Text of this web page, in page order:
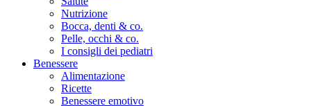
Nutrizione
Bocca, denti & co.
Pelle, occhi & co.
I consigli dei pediatri
Benessere
Alimentazione
Ricette
Benessere emotivo